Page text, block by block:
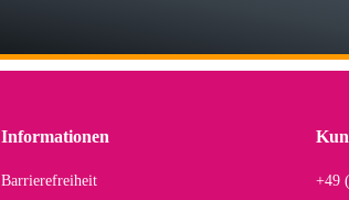
Der Koffer macht einen sehr soliden Eindruck. Die
Informationen
Barrierefreiheit
+49